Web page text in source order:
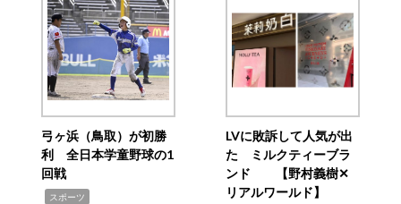
弓ヶ浜（鳥取）が初勝
利 全日本学童野球の1
回戦
スポーツ
LVに敗訴して人気が出
た ミルクティーブラ
ンド 【野村義樹✕
リアルワールド】